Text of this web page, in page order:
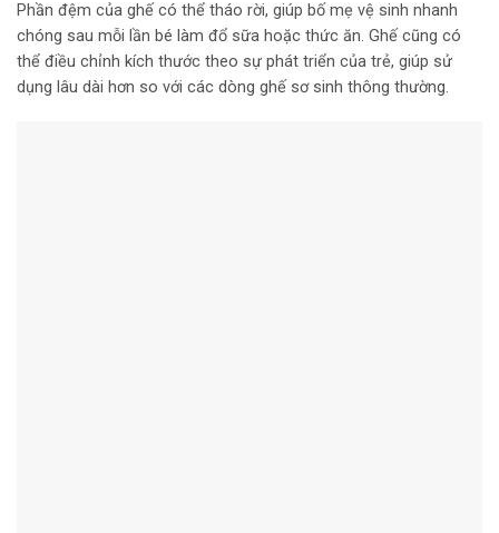
Phần đệm của ghế có thể tháo rời, giúp bố mẹ vệ sinh nhanh
chóng sau mỗi lần bé làm đổ sữa hoặc thức ăn. Ghế cũng có
thể điều chỉnh kích thước theo sự phát triển của trẻ, giúp sử
dụng lâu dài hơn so với các dòng ghế sơ sinh thông thường.